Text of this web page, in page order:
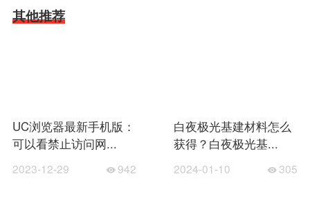
其他推荐
UC浏览器最新手机版：
可以看禁止访问网...
2023-12-29 942
白夜极光基建材料怎么
获得？白夜极光基...
2024-01-10 305